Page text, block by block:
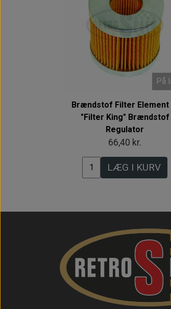
På
Brændstof Filter Element
"Filter King" Brændstof
Regulator
66,40 kr.
LÆG I KURV